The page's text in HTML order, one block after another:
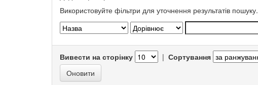
Використовуйте фільтри для уточнення результатів пошуку.
Вивести на сторінку | Сортування